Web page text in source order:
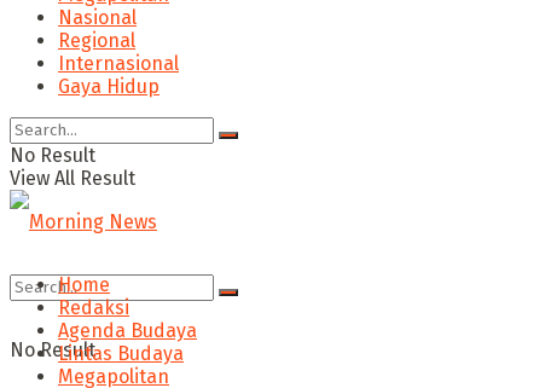
Nasional
Regional
Internasional
Gaya Hidup
No Result
View All Result
No Result
Home
Redaksi
Agenda Budaya
Lintas Budaya
Megapolitan